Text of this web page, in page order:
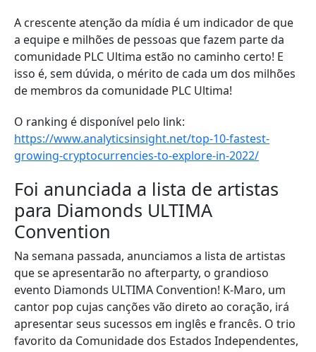
A crescente atenção da mídia é um indicador de que
a equipe e milhões de pessoas que fazem parte da
comunidade PLC Ultima estão no caminho certo! E
isso é, sem dúvida, o mérito de cada um dos milhões
de membros da comunidade PLC Ultima!
O ranking é disponível pelo link:
https://www.analyticsinsight.net/top-10-fastest-
growing-cryptocurrencies-to-explore-in-2022/
Foi anunciada a lista de artistas
para Diamonds ULTIMA
Convention
Na semana passada, anunciamos a lista de artistas
que se apresentarão no afterparty, o grandioso
evento Diamonds ULTIMA Convention! K-Maro, um
cantor pop cujas canções vão direto ao coração, irá
apresentar seus sucessos em inglês e francês. O trio
favorito da Comunidade dos Estados Independentes,